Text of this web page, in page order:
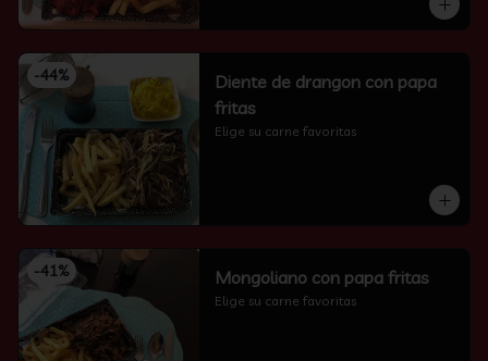
-44%
Diente de drangon con papa
fritas
Elige su carne favoritas
-41% Mongoliano con papa fritas
Elige su carne favoritas